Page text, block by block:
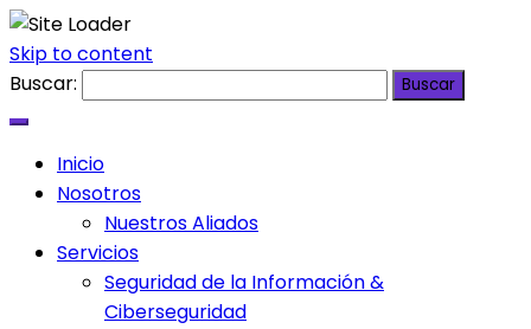
Skip to content
Buscar:
Inicio
Nosotros
Nuestros Aliados
Servicios
Seguridad de la Información &
Ciberseguridad